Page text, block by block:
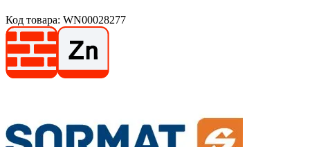
Код товара: WN00028277